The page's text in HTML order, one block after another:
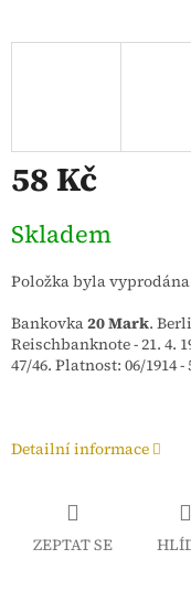
58 Kč
cena:
Skladem
Položka byla
Bankovka20 Mark.
Reischbanknote - 21. 4.
47/46. Platnost: 06/1914 -
Detailní informace
ZEPTAT SE